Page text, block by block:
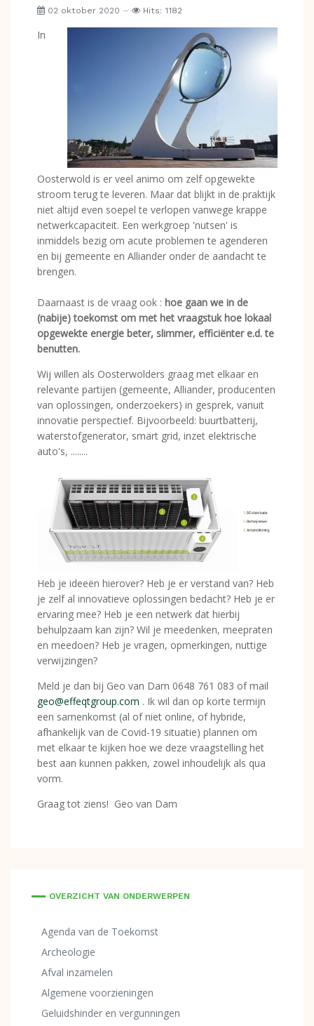
02 oktober 2020 Hits: 1182
In
Oosterwold is er veel animo om zelf opgewekte
stroom terug te leveren. Maar dat blijkt in de praktijk
niet altijd even soepel te verlopen vanwege krappe
netwerkcapaciteit. Een werkgroep 'nutsen' is
inmiddels bezig om acute problemen te agenderen
en bij gemeente en Alliander onder de aandacht te
brengen.
Daarnaast is de vraag ook : hoe gaan we in de
(nabije) toekomst om met het vraagstuk hoe lokaal
opgewekte energie beter, slimmer, efficiënter e.d. te
benutten.
Wij willen als Oosterwolders graag met elkaar en
relevante partijen (gemeente, Alliander, producenten
van oplossingen, onderzoekers) in gesprek, vanuit
innovatie perspectief. Bijvoorbeeld: buurtbatterij,
waterstofgenerator, smart grid, inzet elektrische
auto's, ........
Heb je ideeën hierover? Heb je er verstand van? Heb
je zelf al innovatieve oplossingen bedacht? Heb je er
ervaring mee? Heb je een netwerk dat hierbij
behulpzaam kan zijn? Wil je meedenken, meepraten
en meedoen? Heb je vragen, opmerkingen, nuttige
verwijzingen?
Meld je dan bij Geo van Dam 0648 761 083 of mail
geo@effeqtgroup.com . Ik wil dan op korte termijn
een samenkomst (al of niet online, of hybride,
afhankelijk van de Covid-19 situatie) plannen om
met elkaar te kijken hoe we deze vraagstelling het
best aan kunnen pakken, zowel inhoudelijk als qua
vorm.
Graag tot ziens! Geo van Dam
OVERZICHT VAN ONDERWERPEN
Agenda van de Toekomst
Archeologie
Afval inzamelen
Algemene voorzieningen
Geluidshinder en vergunningen